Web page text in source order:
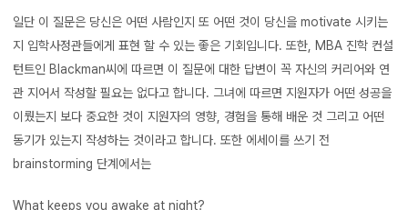
일단 이 질문은 당신은 어떤 사람인지 또 어떤 것이 당신을 motivate 시키는
지 입학사정관들에게 표현 할 수 있는 좋은 기회입니다. 또한, MBA 진학 컨설
턴트인 Blackman씨에 따르면 이 질문에 대한 답변이 꼭 자신의 커리어와 연
관 지어서 작성할 필요는 없다고 합니다. 그녀에 따르면 지원자가 어떤 성공을
이뤘는지 보다 중요한 것이 지원자의 영향, 경험을 통해 배운 것 그리고 어떤
동기가 있는지 작성하는 것이라고 합니다. 또한 에세이를 쓰기 전
brainstorming 단계에서는
What keeps you awake at night?